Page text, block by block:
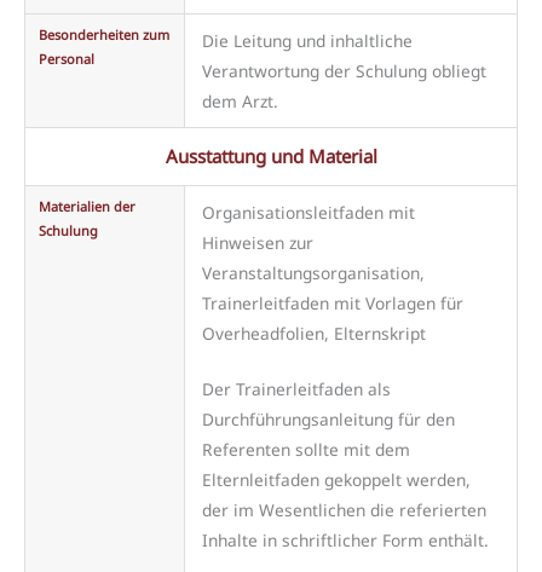
Besonderheiten zum
Personal
Die Leitung und inhaltliche
Verantwortung der Schulung obliegt
dem Arzt.
Ausstattung und Material
Materialien der
Schulung
Organisationsleitfaden mit
Hinweisen zur
Veranstaltungsorganisation,
Trainerleitfaden mit Vorlagen für
Overheadfolien, Elternskript
Der Trainerleitfaden als
Durchführungsanleitung für den
Referenten sollte mit dem
Elternleitfaden gekoppelt werden,
der im Wesentlichen die referierten
Inhalte in schriftlicher Form enthält.